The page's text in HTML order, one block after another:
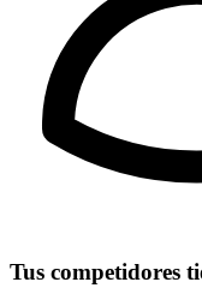
Tus competidores